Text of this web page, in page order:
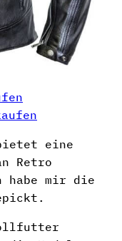
eine
Retro
habe mir die